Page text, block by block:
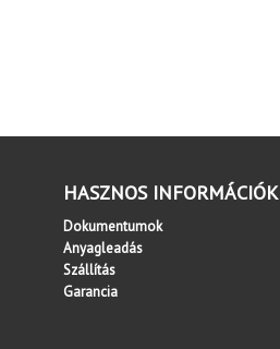
HASZNOS INFORMÁCIÓK
Dokumentumok
Anyagleadás
Szállítás
Garancia